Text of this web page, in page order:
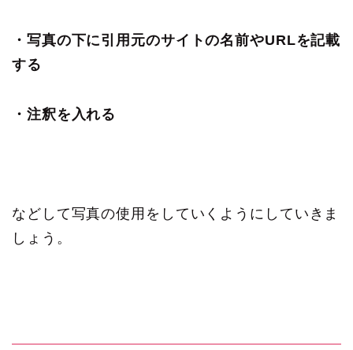
・写真の下に引用元のサイトの名前やURLを記載
する
・注釈を入れる
などして写真の使用をしていくようにしていきま
しょう。